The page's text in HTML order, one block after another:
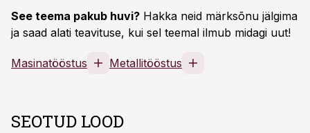
See teema pakub huvi? Hakka neid märksõnu jälgima
ja saad alati teavituse, kui sel teemal ilmub midagi uut!
Masinatööstus Metallitööstus
SEOTUD LOOD